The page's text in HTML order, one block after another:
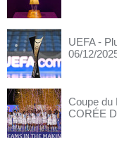
UEFA -
06/12/
Coupe du
CORÉE